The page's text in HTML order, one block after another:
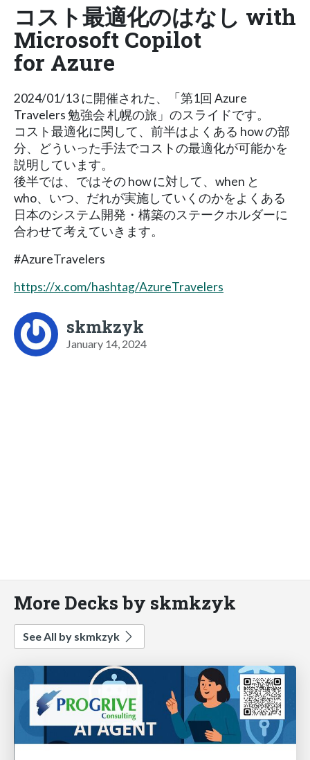
コスト最適化のはなし with
Microsoft Copilot
for Azure
2024/01/13 に開催された、「第1回 Azure
Travelers 勉強会 札幌の旅」のスライドです。
コスト最適化に関して、前半はよくある how の部
分、どういった手法でコストの最適化が可能かを
説明しています。
後半では、ではその how に対して、when と
who、いつ、だれが実施していくのかをよくある
日本のシステム開発・構築のステークホルダーに
合わせて考えていきます。
#AzureTravelers
https://x.com/hashtag/AzureTravelers
skmkzyk
January 14, 2024
More Decks by skmkzyk
See All by skmkzyk